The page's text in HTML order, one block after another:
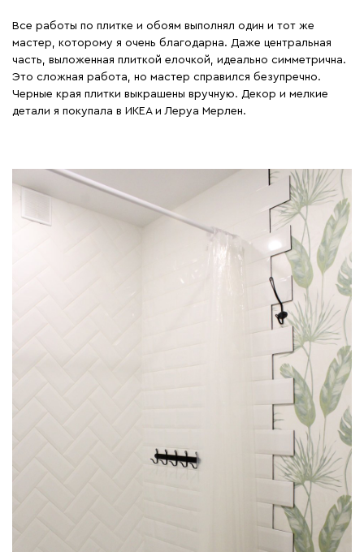
Все работы по плитке и обоям выполнял один и тот же
мастер, которому я очень благодарна. Даже центральная
часть, выложенная плиткой елочкой, идеально симметрична.
Это сложная работа, но мастер справился безупречно.
Черные края плитки выкрашены вручную. Декор и мелкие
детали я покупала в ИКЕА и Леруа Мерлен.